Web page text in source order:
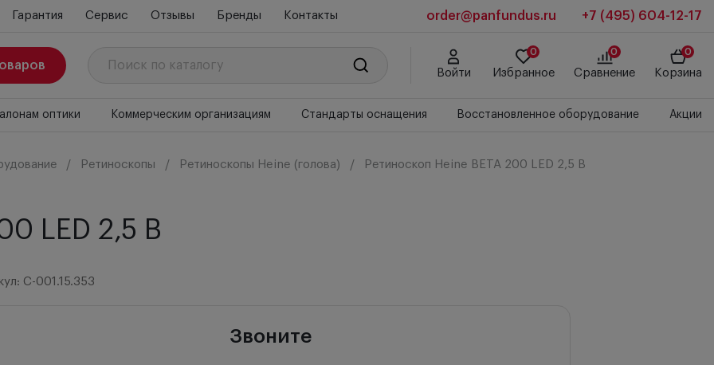
Гарантия Сервис Отзывы Бренды Контакты order@panfundus.ru +7 (495) 604-12-17
Войти
0
Избранное
0
Сравнение
0
Корзина
оптики Коммерческим организациям Стандарты оснащения Восстановленное оборудование Акции
Ретиноскопы Ретиноскопы Heine (голова) Ретиноскоп Heine BETA 200 LED 2,5 В
LED 2,5 В
C-001.15.353
Звоните